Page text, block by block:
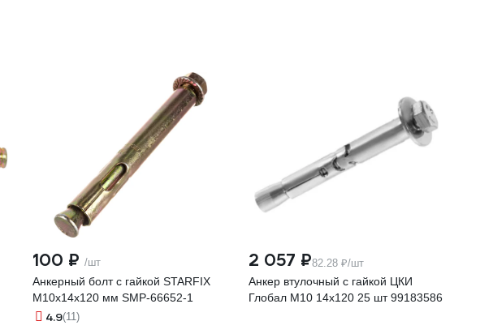
100 ₽/шт
Анкерный болт с гайкой STARFIX
М10x14x120 мм SMP-66652-1
4.9(11)
2 057 ₽82.28 ₽/шт
Анкер втулочный с гайкой ЦКИ
Глобал М10 14х120 25 шт 99183586